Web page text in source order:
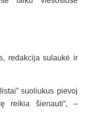
redakcija sulaukė ir
suoliukus pievoj
reikia šienauti“, –